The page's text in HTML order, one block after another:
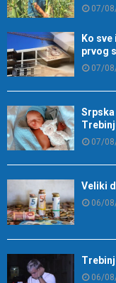
07/
Ko
prvog
07/
07/
Veliki
06/
06/